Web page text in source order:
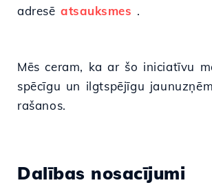
adresēatsauksmes .
Mēs ceram, ka ar šo iniciatīvu
spēcīgu un ilgtspējīgu
rašanos.
Dalības nosacījumi